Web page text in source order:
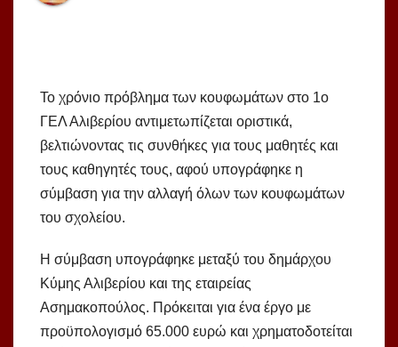
Το χρόνιο πρόβλημα των κουφωμάτων στο 1ο
ΓΕΛ Αλιβερίου αντιμετωπίζεται οριστικά,
βελτιώνοντας τις συνθήκες για τους μαθητές και
τους καθηγητές τους, αφού υπογράφηκε η
σύμβαση για την αλλαγή όλων των κουφωμάτων
του σχολείου.
Η σύμβαση υπογράφηκε μεταξύ του δημάρχου
Κύμης Αλιβερίου και της εταιρείας
Ασημακοπούλος. Πρόκειται για ένα έργο με
προϋπολογισμό 65.000 ευρώ και χρηματοδοτείται